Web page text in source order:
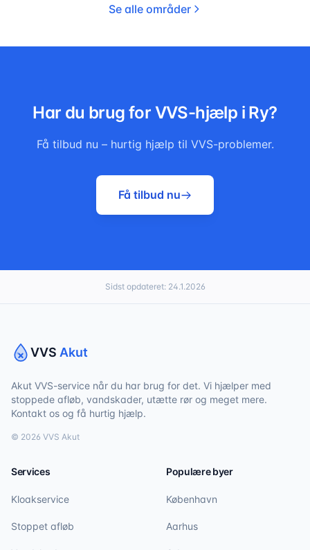
Se alle områder
Har du brug for VVS-hjælp i Ry?
Få tilbud nu – hurtig hjælp til VVS-problemer.
Få tilbud nu
Sidst opdateret: 24.1.2026
VVS Akut
Akut VVS-service når du har brug for det. Vi hjælper med
stoppede afløb, vandskader, utætte rør og meget mere.
Kontakt os og få hurtig hjælp.
© 2026 VVS Akut
Services
Kloakservice
Stoppet afløb
Populære byer
København
Aarhus